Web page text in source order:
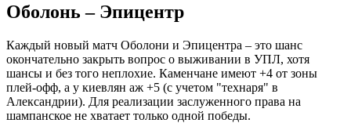
Оболонь – Эпицентр
Каждый новый матч Оболони и Эпицентра – это шанс
окончательно закрыть вопрос о выживании в УПЛ, хотя
шансы и без того неплохие. Каменчане имеют +4 от зоны
плей-офф, а у киевлян аж +5 (с учетом "технаря" в
Александрии). Для реализации заслуженного права на
шампанское не хватает только одной победы.